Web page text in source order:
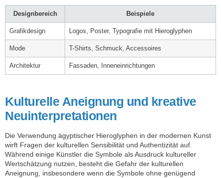
Designbereich Beispiele
Grafikdesign Logos, Poster, Typografie mit Hieroglyphen
Mode T-Shirts, Schmuck, Accessoires
Architektur Fassaden, Inneneinrichtungen
Kulturelle Aneignung und kreative
Neuinterpretationen
Die Verwendung ägyptischer Hieroglyphen in der modernen Kunst
wirft Fragen der kulturellen Sensibilität und Authentizität auf.
Während einige Künstler die Symbole als Ausdruck kultureller
Wertschätzung nutzen, besteht die Gefahr der kulturellen
Aneignung, insbesondere wenn die Symbole ohne genügend